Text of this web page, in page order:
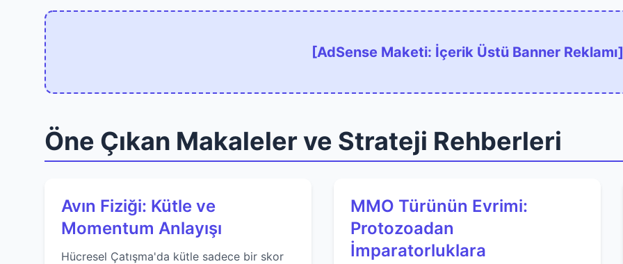
[AdSense Maketi: İçerik Üstü Banner Reklamı]
Öne Çıkan Makaleler ve Strateji Rehberleri
Avın Fiziği: Kütle ve
Momentum Anlayışı
Hücresel Çatışma'da kütle sadece bir skor
MMO Türünün Evrimi:
Protozoadan
İmparatorluklara